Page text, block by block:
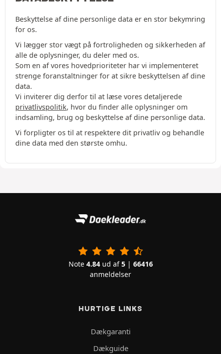
Beskyttelse af dine personlige data er en stor bekymring
for os.
Vi lægger stor vægt på fortroligheden og sikkerheden af
alle de oplysninger, du deler med os.
Som en af vores hovedprioriteter har vi implementeret
strenge foranstaltninger for at sikre beskyttelsen af dine
data.
Vi inviterer dig derfor til at læse vores detaljerede
privatlivspolitik, hvor du finder alle oplysninger om
indsamling, brug og beskyttelse af dine personlige data.
Vi forpligter os til at respektere dit privatliv og behandle
dine data med den største omhu.
Note 4.84ud af5| 66416
anmeldelser
HURTIGE LINKS
Dækgaranti
Dækguide